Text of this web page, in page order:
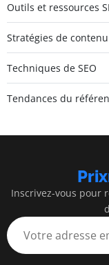
Outils et ressources
Stratégies de contenu
Techniques de SEO
Tendances du
Inscrivez-vous pour